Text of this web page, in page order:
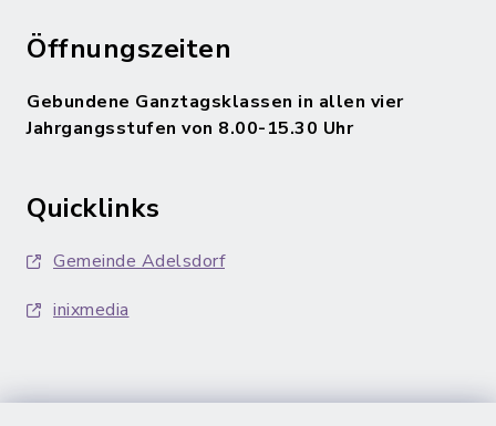
Öffnungszeiten
Gebundene Ganztagsklassen in allen vier
Jahrgangsstufen von 8.00-15.30 Uhr
Quicklinks
Gemeinde Adelsdorf
inixmedia